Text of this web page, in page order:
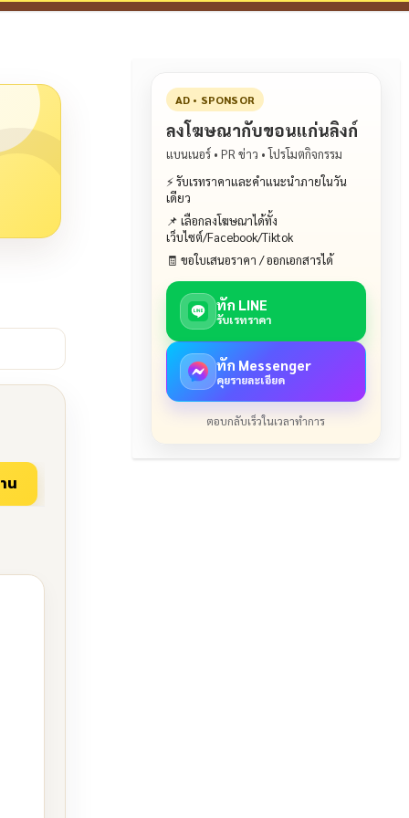
AD • SPONSOR
ลงโฆษณากับขอนแก่นลิงก์
แบนเนอร์ • PR ข่าว • โปรโมตกิจกรรม
⚡ รับเรทราคาและคำแนะนำภายในวัน
เดียว
📌 เลือกลงโฆษณาได้ทั้ง
เว็บไซต์/Facebook/Tiktok
🧾 ขอใบเสนอราคา / ออกเอกสารได้
ทัก LINE
รับเรทราคา
ทัก Messenger
คุยรายละเอียด
ตอบกลับเร็วในเวลาทำการ